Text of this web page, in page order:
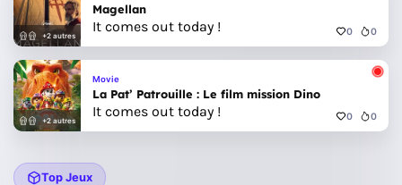
+2 autres
Magellan
It comes out today ! 0 0
+2 autres
Movie
La Pat’ Patrouille : Le film mission Dino
It comes out today ! 0 0
Top Jeux